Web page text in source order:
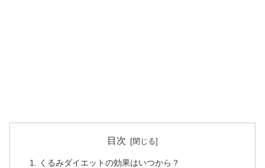
目次
くるみダイエットの効果はいつから？